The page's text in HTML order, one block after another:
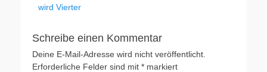
wird Vierter
Schreibe einen Kommentar
Deine E-Mail-Adresse wird nicht veröffentlicht.
Erforderliche Felder sind mit * markiert